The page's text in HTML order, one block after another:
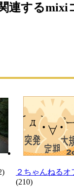
連するmixi
２ちゃんねるオ
(210)